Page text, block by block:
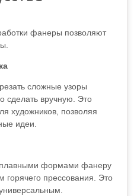
фанеры позволяют
сложные узоры
сделать вручную. Это
художников, позволяя
идеи.
плавными формами фанеру
горячего прессования. Это